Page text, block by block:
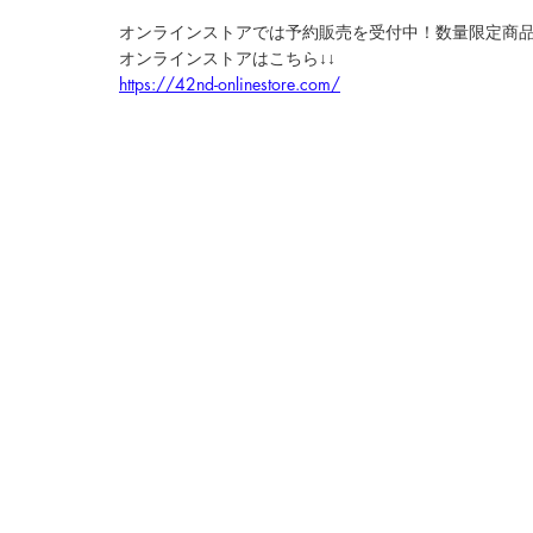
オンラインストアでは予約販売を受付中！数量限定商
オンラインストアはこちら↓↓
https://42nd-onlinestore.com/